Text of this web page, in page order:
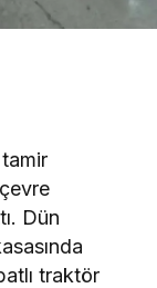
Dün
traktör